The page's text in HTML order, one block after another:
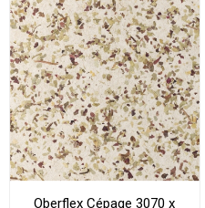
Oberflex Cépage 3070 x